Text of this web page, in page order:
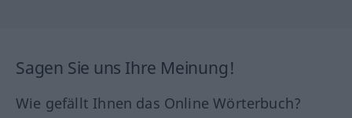
Sagen Sie uns Ihre Meinung!
Wie gefällt Ihnen das Online Wörterbuch?